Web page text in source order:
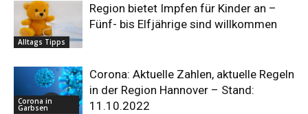
Alltags Tipps
Region bietet Impfen für Kinder an –
Fünf- bis Elfjährige sind willkommen
Corona in
Garbsen
Corona: Aktuelle Zahlen, aktuelle Regeln
in der Region Hannover – Stand:
11.10.2022